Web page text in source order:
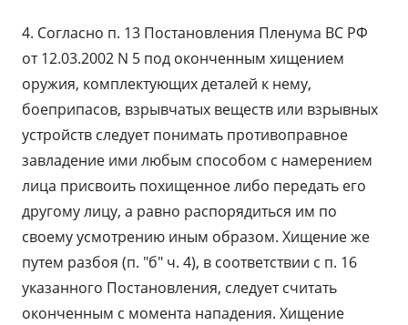
4. Согласно п. 13 Постановления Пленума ВС РФ
от 12.03.2002 N 5 под оконченным хищением
оружия, комплектующих деталей к нему,
боеприпасов, взрывчатых веществ или взрывных
устройств следует понимать противоправное
завладение ими любым способом с намерением
лица присвоить похищенное либо передать его
другому лицу, а равно распорядиться им по
своему усмотрению иным образом. Хищение же
путем разбоя (п. "б" ч. 4), в соответствии с п. 16
указанного Постановления, следует считать
оконченным с момента нападения. Хищение